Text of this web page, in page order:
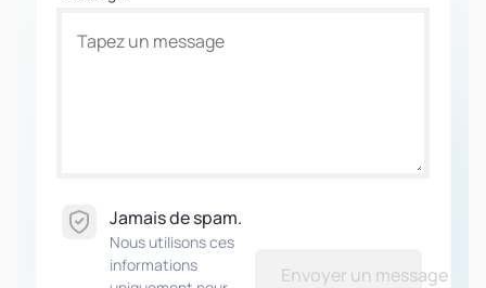
Jamais de spam.
Nous utilisons ces
informations
Envoyer un message